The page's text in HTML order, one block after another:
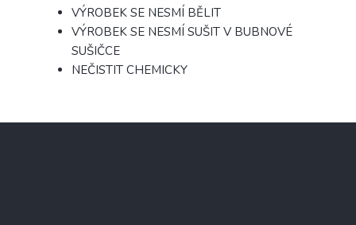
VÝROBEK SE NESMÍ BĚLIT
VÝROBEK SE NESMÍ SUŠIT V BUBNOVÉ
SUŠIČCE
NEČISTIT CHEMICKY